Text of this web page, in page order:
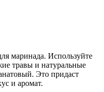
маринада. Используйте
травы и натуральные
Это придаст
и аромат.